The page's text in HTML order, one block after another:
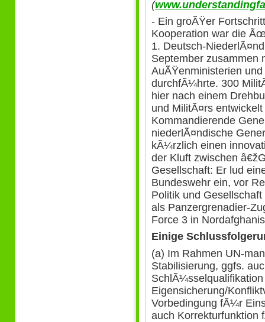
(
- Ein groÃŸer
Kooperation war die
1. Deutsch-
September zusammen
AuÃŸenministerien
durchfÃ¼hrte. 300
hier nach einem
und MilitÃ¤rs
Kommandierende
niederlÃ¤ndische
kÃ¼rzlich einen
der Kluft zwischen
Gesellschaft: Er lud
Bundeswehr ein, vor
Politik und
als Panzergrenadier-
Force 3 in
Einige
(a) Im Rahmen UN-
Stabilisierung, ggfs.
Eigensicherung/
Vorbedingung fÃ¼r
auch Korrekturfunktion